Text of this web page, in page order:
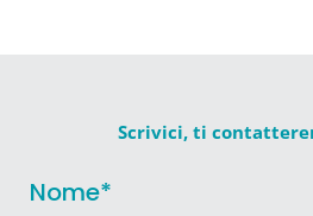
Scrivici, ti
Nome*